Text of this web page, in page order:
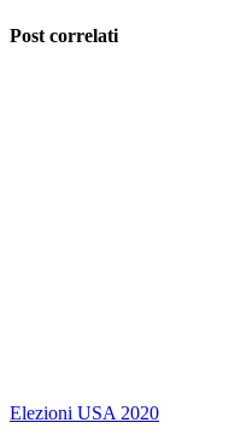
Post correlati
Elezioni USA 2020